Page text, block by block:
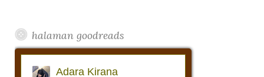
halaman goodreads